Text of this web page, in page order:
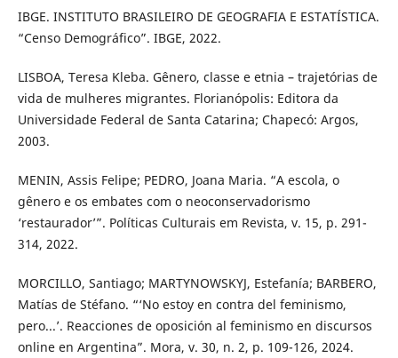
IBGE. INSTITUTO BRASILEIRO DE GEOGRAFIA E ESTATÍSTICA.
“Censo Demográfico”. IBGE, 2022.
LISBOA, Teresa Kleba. Gênero, classe e etnia – trajetórias de
vida de mulheres migrantes. Florianópolis: Editora da
Universidade Federal de Santa Catarina; Chapecó: Argos,
2003.
MENIN, Assis Felipe; PEDRO, Joana Maria. “A escola, o
gênero e os embates com o neoconservadorismo
‘restaurador’”. Políticas Culturais em Revista, v. 15, p. 291-
314, 2022.
MORCILLO, Santiago; MARTYNOWSKYJ, Estefanía; BARBERO,
Matías de Stéfano. “‘No estoy en contra del feminismo,
pero...’. Reacciones de oposición al feminismo en discursos
online en Argentina”. Mora, v. 30, n. 2, p. 109-126, 2024.